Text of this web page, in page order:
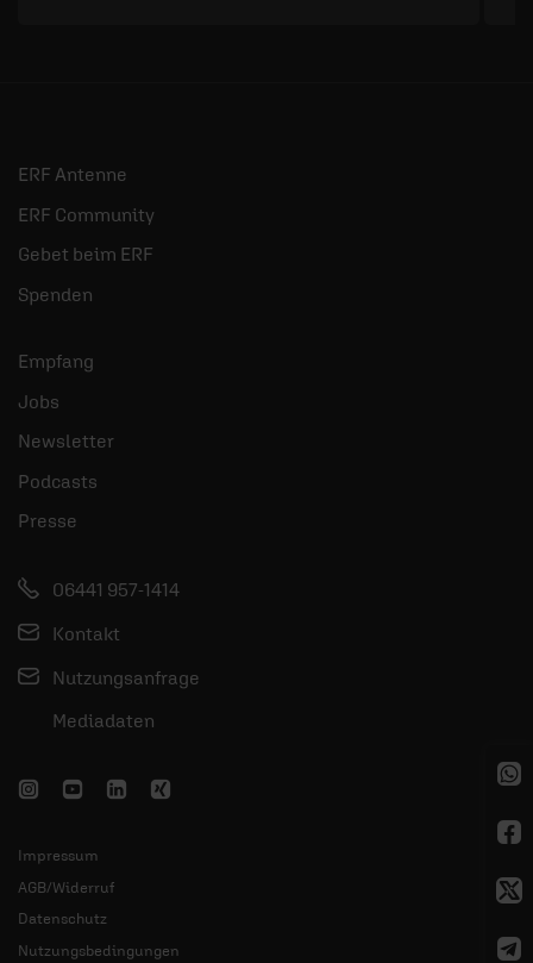
ERF Antenne
ERF Community
Gebet beim ERF
Spenden
Empfang
Jobs
Newsletter
Podcasts
Presse
06441 957-1414
Kontakt
Nutzungsanfrage
Mediadaten
Impressum
AGB/Widerruf
Datenschutz
Nutzungsbedingungen